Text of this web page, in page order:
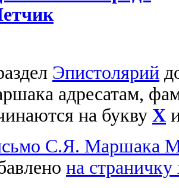
Эпистолярий
адресатам,
на букву Х
С.Я. Маршака
на